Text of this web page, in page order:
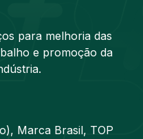
para melhoria das
e promoção da
Marca Brasil, TOP